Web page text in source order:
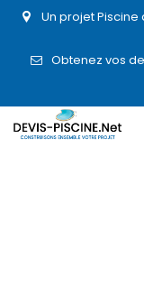
Un projet
Obtenez vos